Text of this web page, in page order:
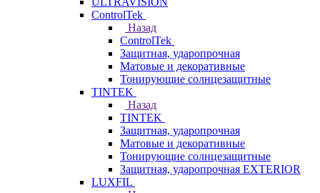
ControlTek
Назад
ControlTek
Защитная, ударопрочная
Матовые и декоративные
Тонирующие солнцезащитные
TINTEK
Назад
TINTEK
Защитная, ударопрочная
Матовые и декоративные
Тонирующие солнцезащитные
Защитная, ударопрочная EXTERIOR
LUXFIL